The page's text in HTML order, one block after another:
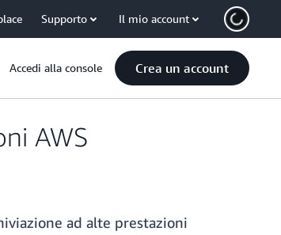
Supporto Il mio account
Accedi alla console Crea un account
AWS
ad alte prestazioni